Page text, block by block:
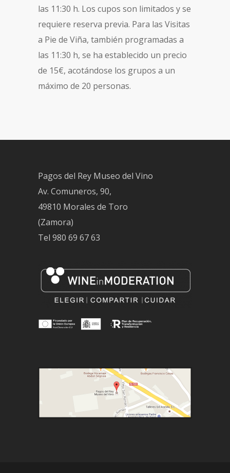
las 11:30 h. Los cupos son limitados y se
requiere reserva previa. Para las Visitas
a Pie de Viña, también programadas a
las 11:30 h, se ha establecido un precio
de 15€, acotándose los grupos a un
máximo de 20 personas.
Pagos del Rey Museo del Vino
Av. Comuneros, 90,
49810 Morales de Toro
(Zamora)
Tel 980 69 67 63